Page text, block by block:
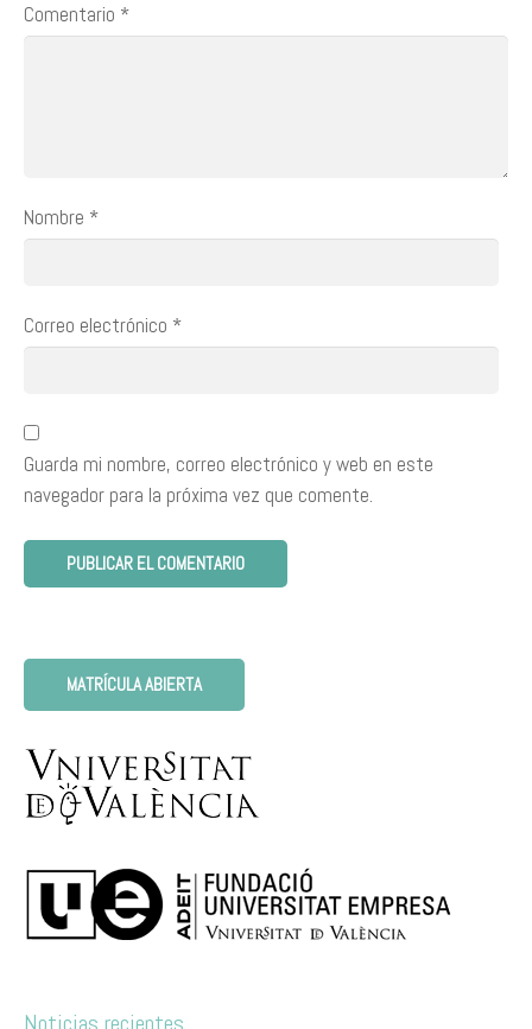
Comentario *
Nombre *
Correo electrónico *
Guarda mi nombre, correo electrónico y web en este
navegador para la próxima vez que comente.
MATRÍCULA ABIERTA